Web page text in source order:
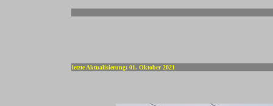
letzte Aktualisierung: 01. Oktober 2021